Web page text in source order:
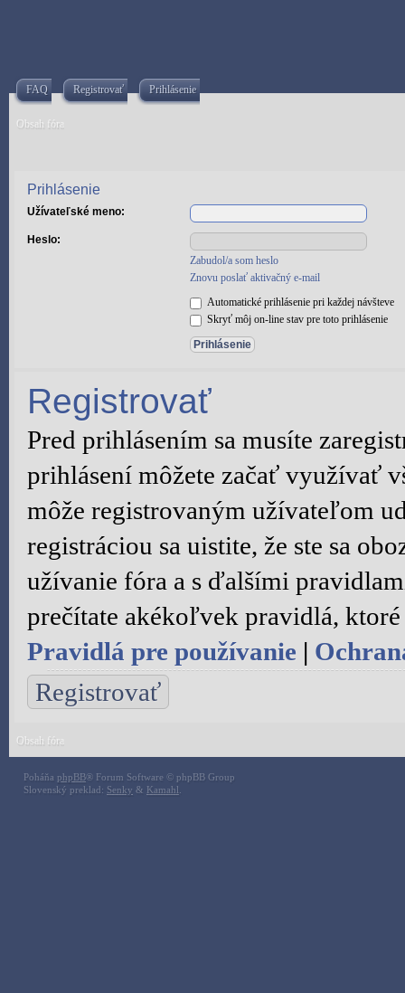
FAQ Registrovať Prihlásenie
Obsah fóra
Prihlásenie
Užívateľské meno:
Heslo:
Zabudol/a som heslo
Znovu poslať aktivačný e-mail
Automatické prihlásenie pri každej návšteve
Skryť môj on-line stav pre toto prihlásenie
Registrovať
Pred prihlásením sa musíte
prihlásení môžete začať využívať
môže registrovaným užívateľom
registráciou sa uistite, že ste sa
užívanie fóra a s ďalšími
prečítate akékoľvek pravidlá,
Pravidlá pre používanie |
Registrovať
Obsah fóra
Poháňa phpBB® Forum Software © phpBB Group
Slovenský preklad: Senky & Kamahl